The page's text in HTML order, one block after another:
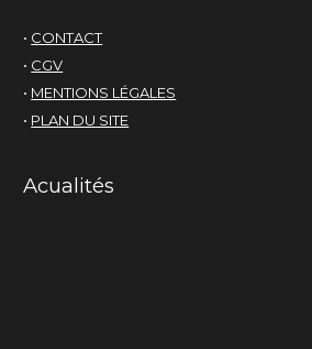
• CONTACT
• CGV
• MENTIONS LÉGALES
• PLAN DU SITE
Acualités